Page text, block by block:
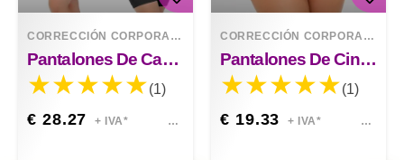
CORRECCIÓN CORPORAL RELLENOS
Pantalones De Cadera Completos Ropa Interior De Almohadilla De Espuma Gruesa
(1)
€ 28.27 + IVA*
CORRECCIÓN CORPORAL
Pantalones De Cintura Baja Con Relleno De Espuma
(1)
€ 19.33 + IVA*